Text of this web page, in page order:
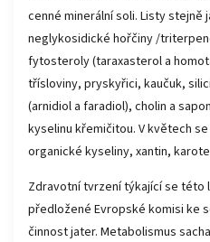
cenné minerální soli. Listy stejně
neglykosidické hořčiny /
fytosteroly (taraxasterol a
třísloviny, pryskyřici, kaučuk,
(arnidiol a faradiol), cholin a
kyselinu křemičitou. V květech
organické kyseliny, xantin,
Zdravotní tvrzení týkající se této
předložené Evropské komisi ke
činnost jater. Metabolismus